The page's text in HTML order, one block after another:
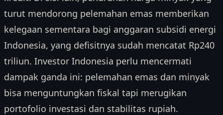
turut mendorong pelemahan emas memberikan
kelegaan sementara bagi anggaran subsidi energi
Indonesia, yang defisitnya sudah mencatat Rp240
triliun. Investor Indonesia perlu mencermati
dampak ganda ini: pelemahan emas dan minyak
bisa menguntungkan fiskal tapi merugikan
portofolio investasi dan stabilitas rupiah.